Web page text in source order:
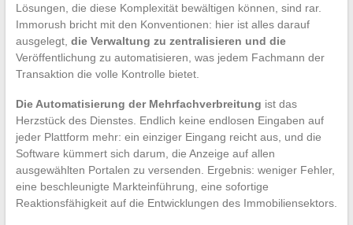
Lösungen, die diese Komplexität bewältigen können, sind rar.
Immorush bricht mit den Konventionen: hier ist alles darauf
ausgelegt, die Verwaltung zu zentralisieren und die
Veröffentlichung zu automatisieren, was jedem Fachmann der
Transaktion die volle Kontrolle bietet.
Die Automatisierung der Mehrfachverbreitung ist das
Herzstück des Dienstes. Endlich keine endlosen Eingaben auf
jeder Plattform mehr: ein einziger Eingang reicht aus, und die
Software kümmert sich darum, die Anzeige auf allen
ausgewählten Portalen zu versenden. Ergebnis: weniger Fehler,
eine beschleunigte Markteinführung, eine sofortige
Reaktionsfähigkeit auf die Entwicklungen des Immobiliensektors.